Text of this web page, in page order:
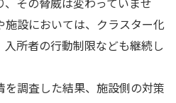
設においては、クラスター化
所者の行動制限なども継続し
調査した結果、施設側の対策